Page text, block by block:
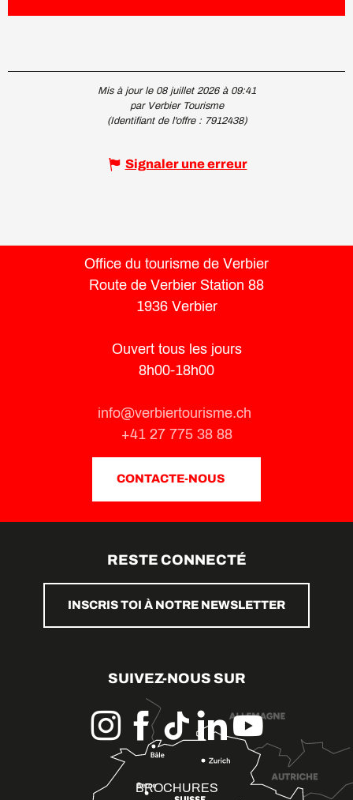
Mis à jour le 08 juillet 2026 à 09:41
par Verbier Tourisme
(Identifiant de l'offre : 7912438)
Signaler une erreur
Office du tourisme de Verbier
Route de Verbier Station 88
1936 Verbier
Ouvert tous les jours
8h00-18h00
info@verbiertourisme.ch
+41 27 775 38 88
CONTACTE-NOUS
RESTE CONNECTÉ
INSCRIS TOI À NOTRE NEWSLETTER
SUIVEZ-NOUS SUR
BROCHURES